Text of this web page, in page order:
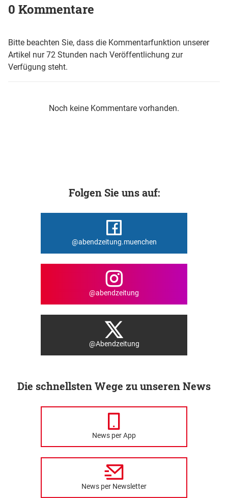
0 Kommentare
Bitte beachten Sie, dass die Kommentarfunktion unserer
Artikel nur 72 Stunden nach Veröffentlichung zur
Verfügung steht.
Noch keine Kommentare vorhanden.
Folgen Sie uns auf:
@abendzeitung.muenchen
@abendzeitung
@Abendzeitung
Die schnellsten Wege zu unseren News
News per App
News per Newsletter